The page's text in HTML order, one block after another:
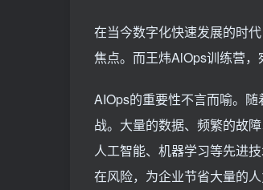
在当今数字化快速发展的时
焦点。而王炜AlOps训练营，
AIOps的重要性不言而喻。
战。大量的数据、频繁的故
人工智能、机器学习等先进
在风险，为企业节省大量的